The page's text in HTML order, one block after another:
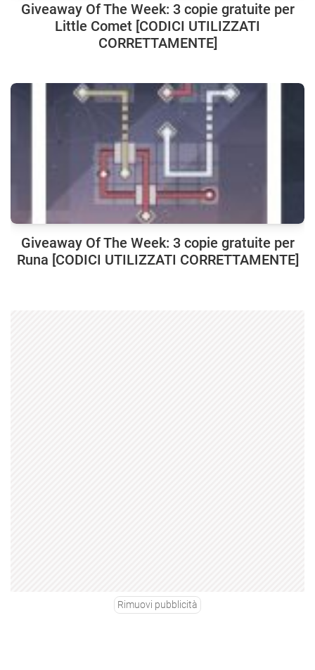
Giveaway Of The Week: 3 copie gratuite per
Little Comet [CODICI UTILIZZATI
CORRETTAMENTE]
Giveaway Of The Week: 3 copie gratuite per
Runa [CODICI UTILIZZATI CORRETTAMENTE]
Rimuovi pubblicità